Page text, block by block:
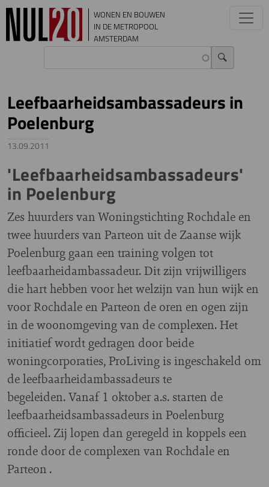
Overslaan en naar de inhoud gaan
WONEN EN BOUWEN
IN DE METROPOOL
AMSTERDAM
Leefbaarheidsambassadeurs in
Poelenburg
13.09.2011
'Leefbaarheidsambassadeurs'
in Poelenburg
Zes huurders van Woningstichting Rochdale en
twee huurders van Parteon uit de Zaanse wijk
Poelenburg gaan een training volgen tot
leefbaarheidambassadeur. Dit zijn vrijwilligers
die hart hebben voor het welzijn van hun wijk en
voor Rochdale en Parteon de oren en ogen zijn
in de woonomgeving van de complexen. Het
initiatief wordt gedragen door beide
woningcorporaties, ProLiving is ingeschakeld om
de leefbaarheidambassadeurs te
begeleiden. Vanaf 1 oktober a.s. starten de
leefbaarheidsambassadeurs in Poelenburg
officieel. Zij lopen dan geregeld in koppels een
ronde door de complexen van Rochdale en
Parteon .